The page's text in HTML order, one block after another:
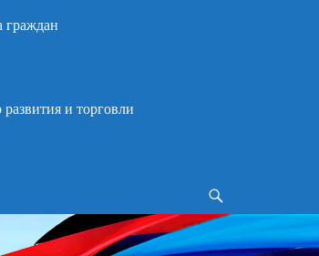
граждан
и торговли